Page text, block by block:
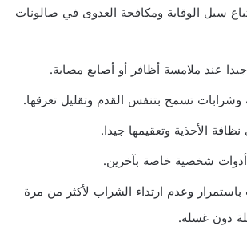
سبل الوقاية ومكافحة العدوى في صالونات
عند ملامسة أظافر أو أصابع مصابة.
وشرابات تسمح بتنفس القدم وتقليل تعرقها.
الأحذية وتعقيمها جيدا.
شخصية خاصة بآخرين.
باستمرار وعدم ارتداء الشراب لأكثر من مرة
دون غسله.